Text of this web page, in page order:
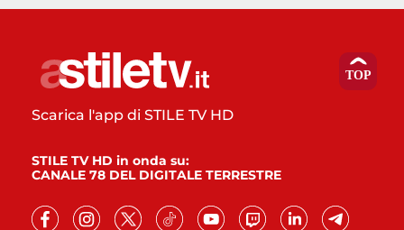
Scarica l'app di STILE TV HD
STILE TV HD in onda su:
CANALE 78 DEL DIGITALE TERRESTRE